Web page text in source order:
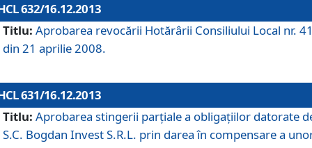
632/16.12.2013
Titlu: Aprobarea revocării Hotărârii Consiliului Local nr.
din 21 aprilie 2008.
631/16.12.2013
Titlu: Aprobarea stingerii parţiale a obligaţiilor datorate
S.C. Bogdan Invest S.R.L. prin darea în compensare a